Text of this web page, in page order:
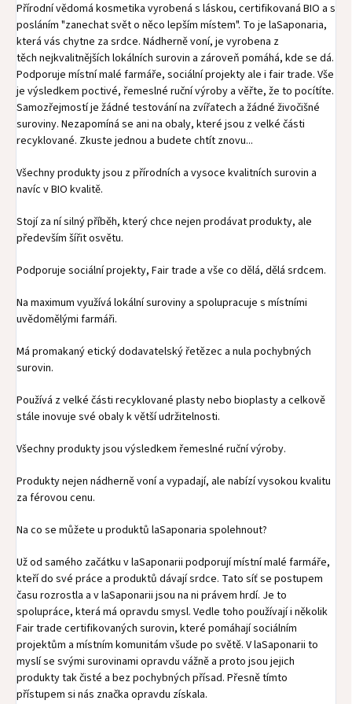
Přírodní vědomá kosmetika vyrobená s láskou, certifikovaná BIO a s
posláním "zanechat svět o něco lepším místem". To je laSaponaria,
která vás chytne za srdce. Nádherně voní, je vyrobena z
těch nejkvalitnějších lokálních surovin a zároveň pomáhá, kde se dá.
Podporuje místní malé farmáře, sociální projekty ale i fair trade. Vše
je výsledkem poctivé, řemeslné ruční výroby a věřte, že to pocítíte.
Samozřejmostí je žádné testování na zvířatech a žádné živočišné
suroviny. Nezapomíná se ani na obaly, které jsou z velké části
recyklované. Zkuste jednou a budete chtít znovu...
Všechny produkty jsou z přírodních a vysoce kvalitních surovin a
navíc v BIO kvalitě.
Stojí za ní silný příběh, který chce nejen prodávat produkty, ale
především šířit osvětu.
Podporuje sociální projekty, Fair trade a vše co dělá, dělá srdcem.
Na maximum využívá lokální suroviny a spolupracuje s místními
uvědomělými farmáři.
Má promakaný etický dodavatelský řetězec a nula pochybných
surovin.
Používá z velké části recyklované plasty nebo bioplasty a celkově
stále inovuje své obaly k větší udržitelnosti.
Všechny produkty jsou výsledkem řemeslné ruční výroby.
Produkty nejen nádherně voní a vypadají, ale nabízí vysokou kvalitu
za férovou cenu.
Na co se můžete u produktů laSaponaria spolehnout?
Už od samého začátku v laSaponarii podporují místní malé farmáře,
kteří do své práce a produktů dávají srdce. Tato síť se postupem
času rozrostla a v laSaponarii jsou na ni právem hrdí. Je to
spolupráce, která má opravdu smysl. Vedle toho používají i několik
Fair trade certifikovaných surovin, které pomáhají sociálním
projektům a místním komunitám všude po světě. V laSaponarii to
myslí se svými surovinami opravdu vážně a proto jsou jejich
produkty tak čisté a bez pochybných přísad. Přesně tímto
přístupem si nás značka opravdu získala.